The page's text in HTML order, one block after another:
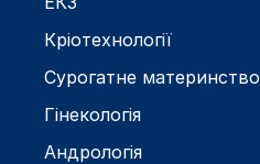
Кріотехнології
Сурогатне материнство
Гінекологія
Андрологія